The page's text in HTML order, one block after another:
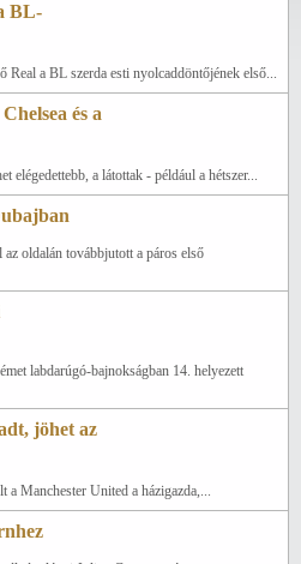
BL-
Real a BL szerda esti nyolcaddöntőjének első...
és a
elégedettebb, a látottak - például a hétszer...
oldalán továbbjutott a páros első
labdarúgó-bajnokságban 14. helyezett
jöhet az
a Manchester United a házigazda,...